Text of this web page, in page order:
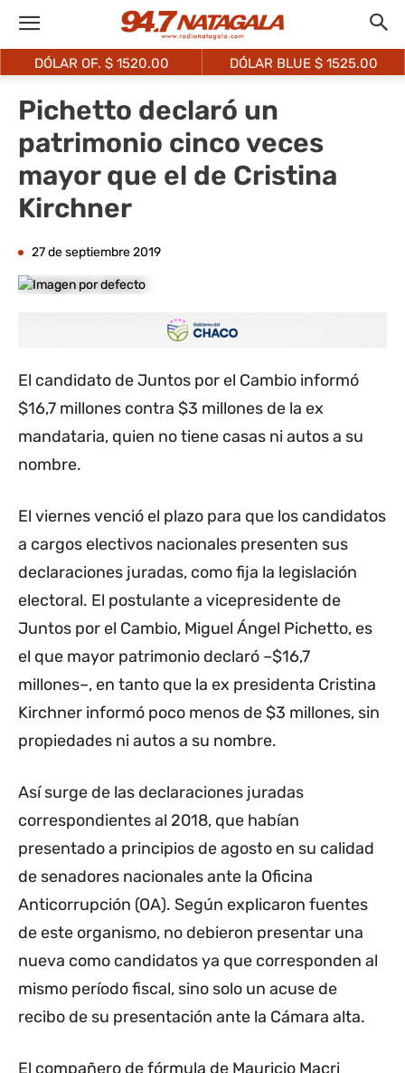
DÓLAR OF. $ 1520.00 DÓLAR BLUE $ 1525.00
Pichetto declaró un
patrimonio cinco veces
mayor que el de Cristina
Kirchner
27 de septiembre 2019
El candidato de Juntos por el Cambio informó
$16,7 millones contra $3 millones de la ex
mandataria, quien no tiene casas ni autos a su
nombre.
El viernes venció el plazo para que los candidatos
a cargos electivos nacionales presenten sus
declaraciones juradas, como fija la legislación
electoral. El postulante a vicepresidente de
Juntos por el Cambio, Miguel Ángel Pichetto, es
el que mayor patrimonio declaró –$16,7
millones–, en tanto que la ex presidenta Cristina
Kirchner informó poco menos de $3 millones, sin
propiedades ni autos a su nombre.
Así surge de las declaraciones juradas
correspondientes al 2018, que habían
presentado a principios de agosto en su calidad
de senadores nacionales ante la Oficina
Anticorrupción (OA). Según explicaron fuentes
de este organismo, no debieron presentar una
nueva como candidatos ya que corresponden al
mismo período fiscal, sino solo un acuse de
recibo de su presentación ante la Cámara alta.
El compañero de fórmula de Mauricio Macri